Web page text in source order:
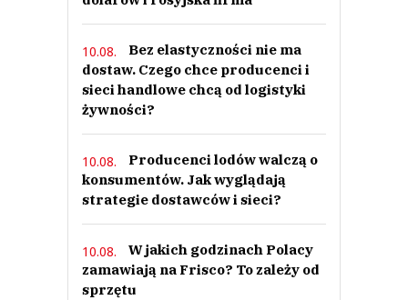
10.08.
Bez elastyczności nie ma
dostaw. Czego chce producenci i
sieci handlowe chcą od logistyki
żywności?
10.08.
Producenci lodów walczą o
konsumentów. Jak wyglądają
strategie dostawców i sieci?
10.08.
W jakich godzinach Polacy
zamawiają na Frisco? To zależy od
sprzętu